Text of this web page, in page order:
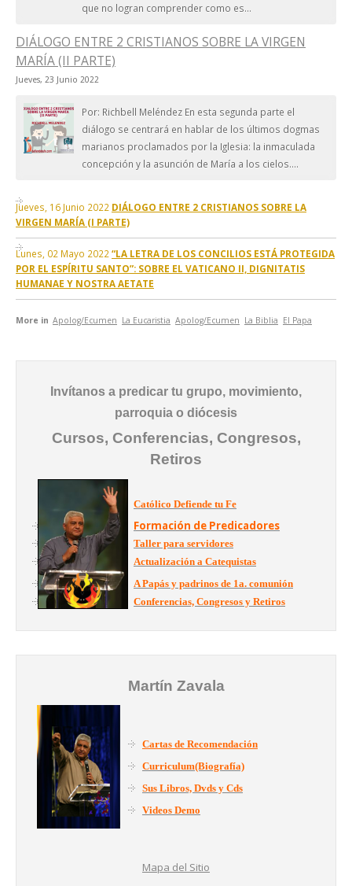
que no logran comprender como es...
DIÁLOGO ENTRE 2 CRISTIANOS SOBRE LA VIRGEN
MARÍA (II PARTE)
Jueves, 23 Junio 2022
Por: Richbell Meléndez En esta segunda parte el
diálogo se centrará en hablar de los últimos dogmas
marianos proclamados por la Iglesia: la inmaculada
concepción y la asunción de María a los cielos....
Jueves, 16 Junio 2022 DIÁLOGO ENTRE 2 CRISTIANOS SOBRE LA
VIRGEN MARÍA (I PARTE)
Lunes, 02 Mayo 2022 “LA LETRA DE LOS CONCILIOS ESTÁ PROTEGIDA
POR EL ESPÍRITU SANTO”: SOBRE EL VATICANO II, DIGNITATIS
HUMANAE Y NOSTRA AETATE
More in Apolog/Ecumen La Eucaristia Apolog/Ecumen La Biblia El Papa
Invítanos a predicar tu grupo, movimiento,
parroquia o diócesis
Cursos, Conferencias, Congresos,
Retiros
Católico Defiende tu Fe
Formación de Predicadores
Taller para servidores
Actualización a Catequistas
A Papás y padrinos de 1a. comunión
Conferencias, Congresos y Retiros
Martín Zavala
Cartas de Recomendación
Curriculum(Biografía)
Sus Libros, Dvds y Cds
Videos Demo
Mapa del Sitio